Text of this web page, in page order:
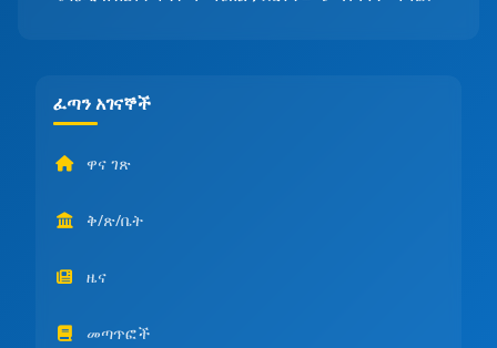
ፈጣን አገናኞች
ዋና ገጽ
ቅ/ጽ/ቤት
ዜና
መጣጥፎች